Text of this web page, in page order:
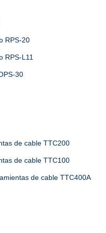
RPS-20
RPS-L11
30
de cable TTC200
de cable TTC100
de cable TTC400A